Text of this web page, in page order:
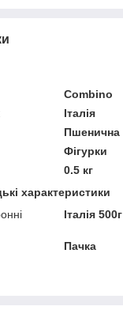
Combino
Італія
Пшенична
Фігурки
0.5 кг
характеристики
Італія 500г
Пачка